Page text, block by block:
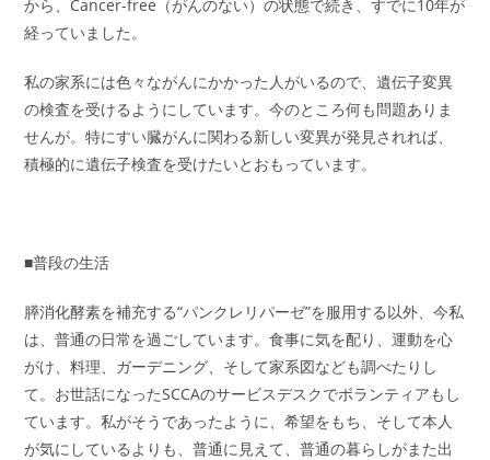
から、Cancer-free（がんのない）の状態で続き、すでに10年が
経っていました。
私の家系には色々ながんにかかった人がいるので、遺伝子変異
の検査を受けるようにしています。今のところ何も問題ありま
せんが。特にすい臓がんに関わる新しい変異が発見されれば、
積極的に遺伝子検査を受けたいとおもっています。
■普段の生活
膵消化酵素を補充する“パンクレリパーゼ”を服用する以外、今私
は、普通の日常を過ごしています。食事に気を配り、運動を心
がけ、料理、ガーデニング、そして家系図なども調べたりし
て。お世話になったSCCAのサービスデスクでボランティアもし
ています。私がそうであったように、希望をもち、そして本人
が気にしているよりも、普通に見えて、普通の暮らしがまた出